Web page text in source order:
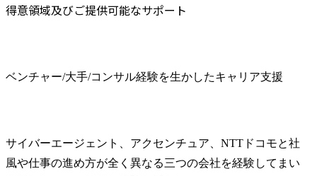
得意領域及びご提供可能なサポート
ベンチャー/大手/コンサル経験を生かしたキャリア支援
サイバーエージェント、アクセンチュア、NTTドコモと社
風や仕事の進め方が全く異なる三つの会社を経験してまい